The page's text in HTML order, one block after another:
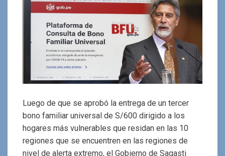
Luego de que se aprobó la entrega de un tercer
bono familiar universal de S/600 dirigido a los
hogares más vulnerables que residan en las 10
regiones que se encuentren en las regiones de
nivel de alerta extremo, el Gobierno de Sagasti